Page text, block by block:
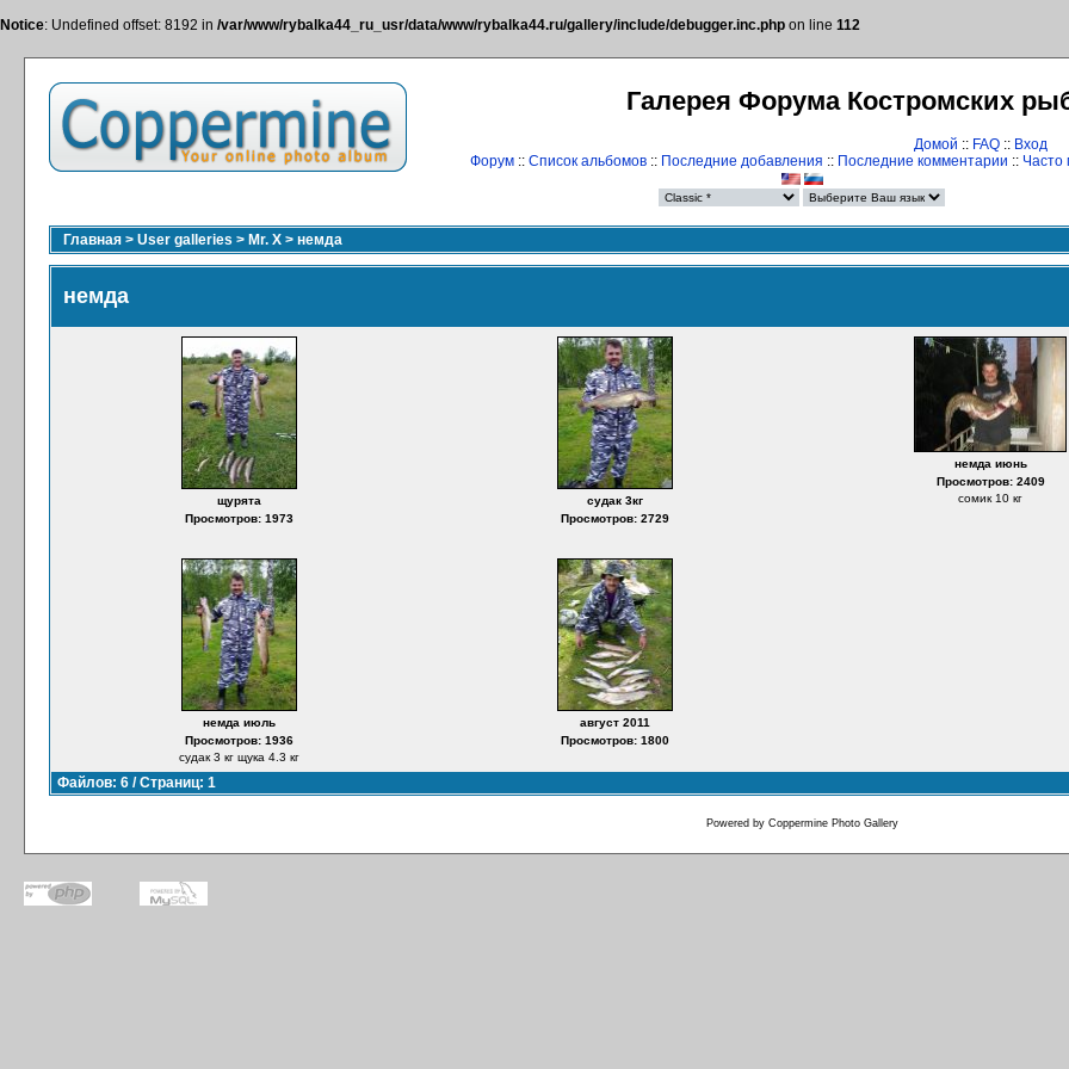
Notice: Undefined offset: 8192 in /var/www/rybalka44_ru_usr/data/www/rybalka44.ru/gallery/include/debugger.inc.php on line 112
Галерея Форума Костромских
Домой :: FAQ :: Вход
Форум:: Список альбомов:: Последние добавления :: Последние комментарии :: Часто
Главная > User galleries > Mr. X > немда
немда
щурята
Просмотров: 1973
судак 3кг
Просмотров: 2729
немда июнь
Просмотров: 2409
сомик 10 кг
немда июль
Просмотров: 1936
судак 3 кг щука 4.3 кг
август 2011
Просмотров: 1800
Файлов: 6 / Страниц: 1
Powered by Coppermine Photo Gallery